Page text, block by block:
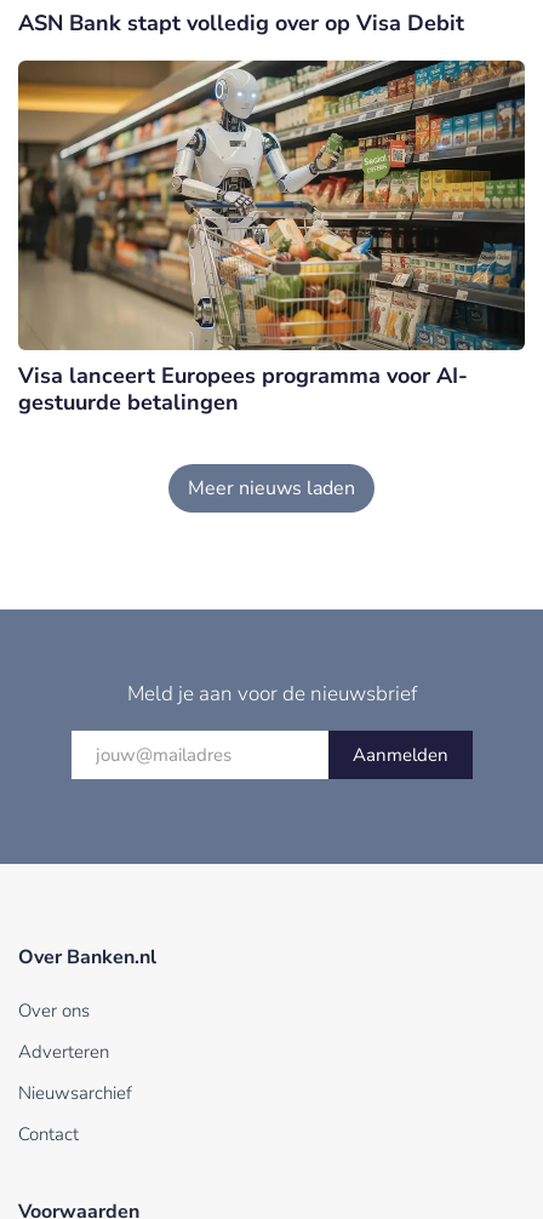
ASN Bank stapt volledig over op Visa Debit
Visa lanceert Europees programma voor AI-
gestuurde betalingen
Meer nieuws laden
Meld je aan voor de nieuwsbrief
Aanmelden
Over Banken.nl
Over ons
Adverteren
Nieuwsarchief
Contact
Voorwaarden